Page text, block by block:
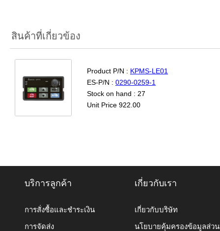
สินค้าที่เกี่ยวข้อง
Product P/N : KPMS-LE01
ES-P/N : 0290-0259-1
Stock on hand : 27
Unit Price 922.00
บริการลูกค้า
การสั่งซื้อและชำระเงิน
การจัดส่ง
เกี่ยวกับเรา
เกี่ยวกับบริษัท
นโยบายคุ้มครองข้อมูลส่ว